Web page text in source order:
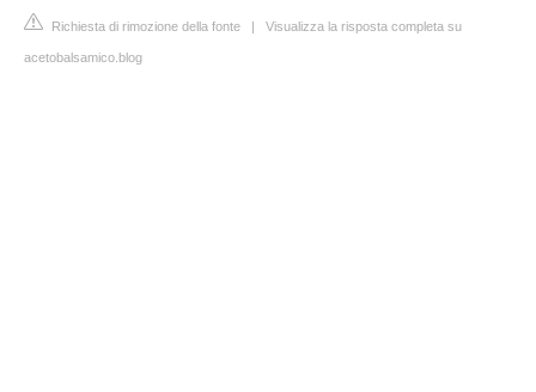
Richiesta di rimozione della fonte | Visualizza la risposta completa su
acetobalsamico.blog